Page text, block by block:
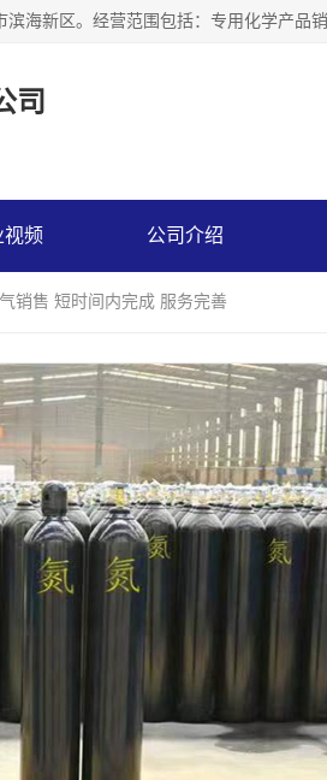
司
视频 公司介绍
销售 短时间内完成 服务完善